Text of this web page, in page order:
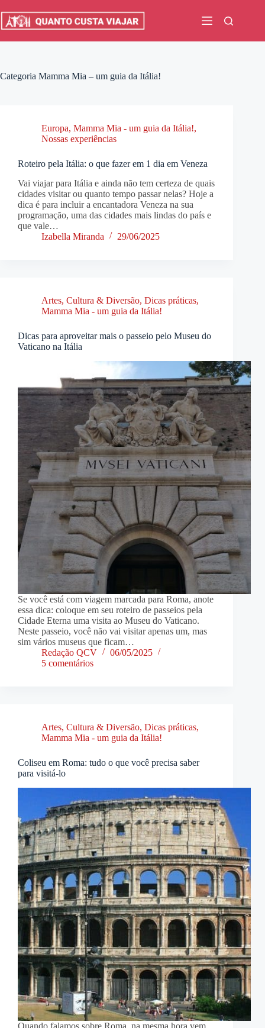
para
Categoria Mamma Mia – um guia da Itália!
Europa, Mamma Mia - um guia da Itália!,
Nossas experiências
Roteiro pela Itália: o que fazer em 1 dia em Veneza
Vai viajar para Itália e ainda não tem certeza de quais
cidades visitar ou quanto tempo passar nelas? Hoje a
dica é para incluir a encantadora Veneza na sua
programação, uma das cidades mais lindas do país e
que vale…
Izabella Miranda
29/06/2025
Artes, Cultura & Diversão, Dicas práticas,
Mamma Mia - um guia da Itália!
Dicas para aproveitar mais o passeio pelo Museu do
Vaticano na Itália
Se você está com viagem marcada para Roma, anote
essa dica: coloque em seu roteiro de passeios pela
Cidade Eterna uma visita ao Museu do Vaticano.
Neste passeio, você não vai visitar apenas um, mas
sim vários museus que ficam…
Redação QCV
06/05/2025
5 comentários
Artes, Cultura & Diversão, Dicas práticas,
Mamma Mia - um guia da Itália!
Coliseu em Roma: tudo o que você precisa saber
para visitá-lo
Quando falamos sobre Roma, na mesma hora vem